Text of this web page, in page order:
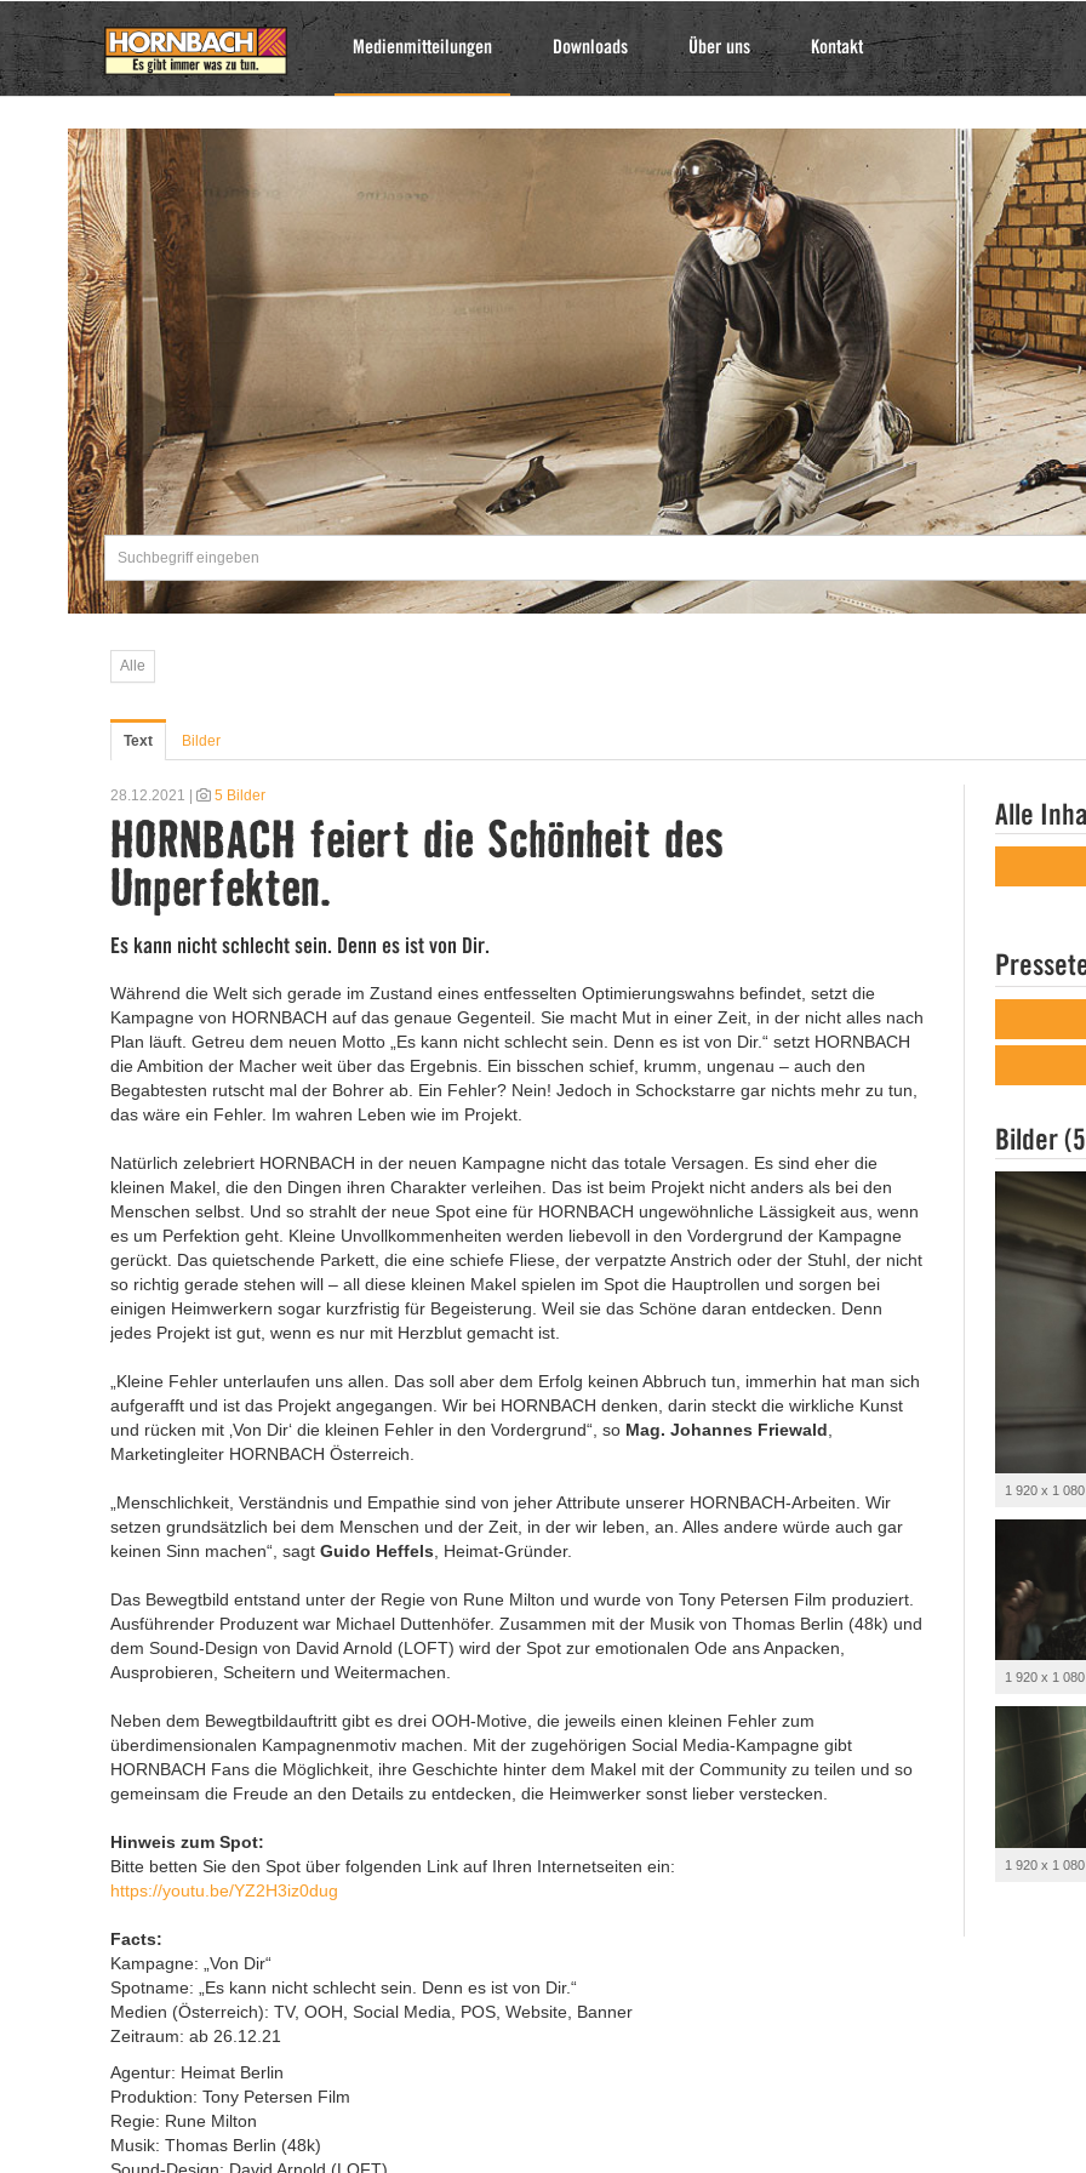
Medienmitteilungen Downloads Über uns Kontakt
Alle
Text Bilder
28.12.2021 | 5 Bilder
HORNBACH feiert die Schönheit des
Unperfekten.
Es kann nicht schlecht sein. Denn es ist von Dir.
Während die Welt sich gerade im Zustand eines entfesselten Optimierungswahns befindet, setzt die
Kampagne von HORNBACH auf das genaue Gegenteil. Sie macht Mut in einer Zeit, in der nicht alles nach
Plan läuft. Getreu dem neuen Motto „Es kann nicht schlecht sein. Denn es ist von Dir.“ setzt HORNBACH
die Ambition der Macher weit über das Ergebnis. Ein bisschen schief, krumm, ungenau – auch den
Begabtesten rutscht mal der Bohrer ab. Ein Fehler? Nein! Jedoch in Schockstarre gar nichts mehr zu tun,
das wäre ein Fehler. Im wahren Leben wie im Projekt.
Natürlich zelebriert HORNBACH in der neuen Kampagne nicht das totale Versagen. Es sind eher die
kleinen Makel, die den Dingen ihren Charakter verleihen. Das ist beim Projekt nicht anders als bei den
Menschen selbst. Und so strahlt der neue Spot eine für HORNBACH ungewöhnliche Lässigkeit aus, wenn
es um Perfektion geht. Kleine Unvollkommenheiten werden liebevoll in den Vordergrund der Kampagne
gerückt. Das quietschende Parkett, die eine schiefe Fliese, der verpatzte Anstrich oder der Stuhl, der nicht
so richtig gerade stehen will – all diese kleinen Makel spielen im Spot die Hauptrollen und sorgen bei
einigen Heimwerkern sogar kurzfristig für Begeisterung. Weil sie das Schöne daran entdecken. Denn
jedes Projekt ist gut, wenn es nur mit Herzblut gemacht ist.
„Kleine Fehler unterlaufen uns allen. Das soll aber dem Erfolg keinen Abbruch tun, immerhin hat man sich
aufgerafft und ist das Projekt angegangen. Wir bei HORNBACH denken, darin steckt die wirkliche Kunst
und rücken mit ‚Von Dir‘ die kleinen Fehler in den Vordergrund“, so Mag. Johannes Friewald
Marketingleiter HORNBACH Österreich.
„Menschlichkeit, Verständnis und Empathie sind von jeher Attribute unserer HORNBACH-Arbeiten. Wir
setzen grundsätzlich bei dem Menschen und der Zeit, in der wir leben, an. Alles andere würde auch gar
keinen Sinn machen“, sagt Guido Heffels , Heimat-Gründer.
Das Bewegtbild entstand unter der Regie von Rune Milton und wurde von Tony Petersen Film produziert.
Ausführender Produzent war Michael Duttenhöfer. Zusammen mit der Musik von Thomas Berlin (48k) und
dem Sound-Design von David Arnold (LOFT) wird der Spot zur emotionalen Ode ans Anpacken,
Ausprobieren, Scheitern und Weitermachen.
Neben dem Bewegtbildauftritt gibt es drei OOH-Motive, die jeweils einen kleinen Fehler zum
überdimensionalen Kampagnenmotiv machen. Mit der zugehörigen Social Media-Kampagne gibt
HORNBACH Fans die Möglichkeit, ihre Geschichte hinter dem Makel mit der Community zu teilen und so
gemeinsam die Freude an den Details zu entdecken, die Heimwerker sonst lieber verstecken.
Hinweis zum Spot:
Bitte betten Sie den Spot über folgenden Link auf Ihren Internetseiten ein:
https://youtu.be/YZ2H3iz0dug
Facts:
Kampagne: „Von Dir“
Spotname: „Es kann nicht schlecht sein. Denn es ist von Dir.“
Medien (Österreich): TV, OOH, Social Media, POS, Website, Banner
Zeitraum: ab 26.12.21
Agentur: Heimat Berlin
Produktion: Tony Petersen Film
Regie: Rune Milton
Musik: Thomas Berlin (48k)
Alle
Bilder
1 920 x 1 080
1 920 x 1 080
1 920 x 1 080